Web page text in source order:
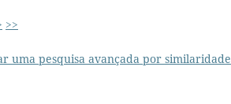
>>
uma pesquisa avançada por similaridade